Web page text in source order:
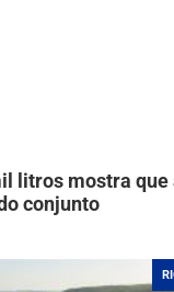
litros mostra que
conjunto